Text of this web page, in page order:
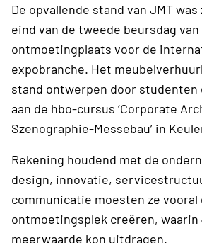
De opvallende stand van JMT
eind van de tweede beursdag
ontmoetingplaats voor de
expobranche. Het
stand ontwerpen door studenten
aan de hbo-cursus ‘Corporate
Szenographie-Messebau’ in
Rekening houdend met de
design, innovatie,
communicatie moesten ze vooral
ontmoetingsplek creëren, waarin
meerwaarde kon uitdragen.